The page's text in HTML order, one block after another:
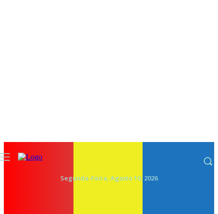
Segunda-Feira, Agosto 10, 2026